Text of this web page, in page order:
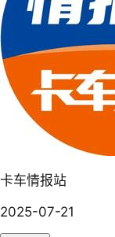
卡车情报站
2025-07-21